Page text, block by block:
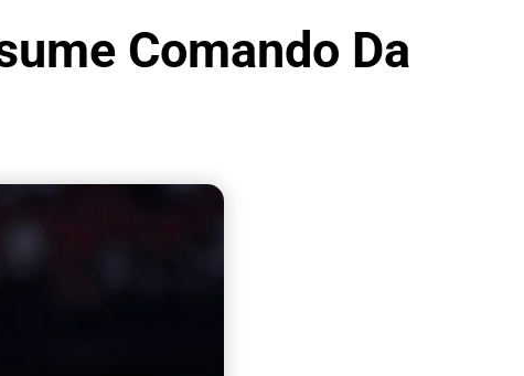
Comando Da